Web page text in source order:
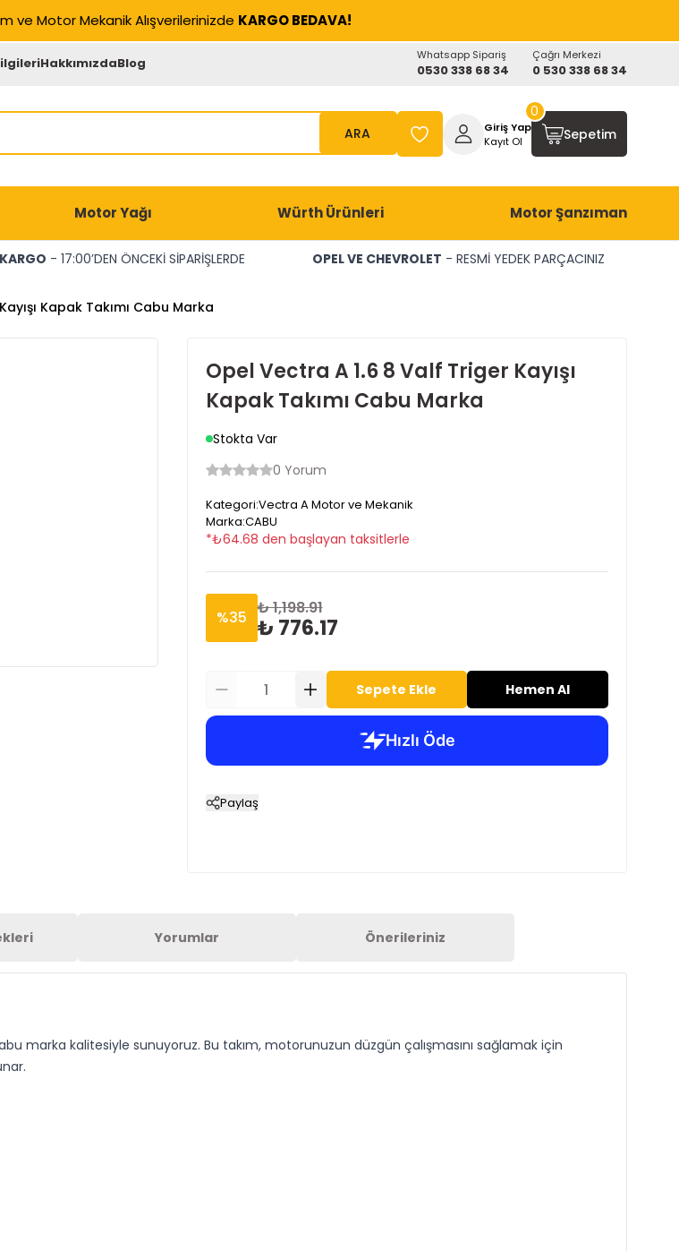
ve Motor Mekanik Alışverilerinizde KARGO BEDAVA!
HakkımızdaBlog Whatsapp Sipariş
0530 338 68 34
Çağrı Merkezi
0 530 338 68 34
ARA
Giriş Yap
Kayıt Ol
Sepetim
0
Motor Yağı Würth Ürünleri Motor Şanzıman
- 17:00’DEN ÖNCEKİ SİPARİŞLERDE OPEL VE CHEVROLET - RESMİ YEDEK PARÇACINIZ
Kapak Takımı Cabu Marka
Opel Vectra A 1.6 8 Valf Triger Kayışı
Kapak Takımı Cabu Marka
Stokta Var
0 Yorum
Kategori:Vectra A Motor ve Mekanik
Marka:CABU
*₺64.68 den başlayan taksitlerle
%35 ₺ 1,198.91
₺ 776.17
Sepete Ekle Hemen Al
Paylaş
Yorumlar Önerileriniz
marka kalitesiyle sunuyoruz. Bu takım, motorunuzun düzgün çalışmasını sağlamak için